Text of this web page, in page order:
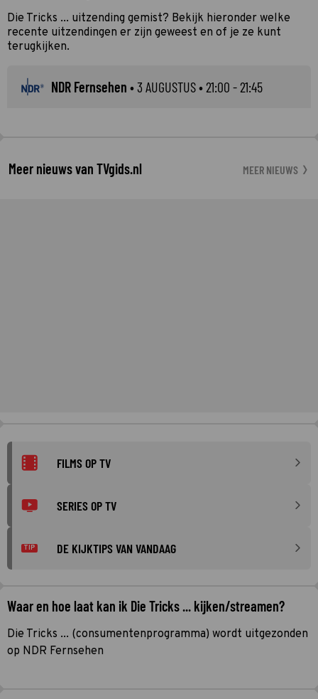
Die Tricks ... uitzending gemist? Bekijk hieronder welke
recente uitzendingen er zijn geweest en of je ze kunt
terugkijken.
NDR Fernsehen •3 AUGUSTUS• 21:00 - 21:45
Meer nieuws van TVgids.nl MEER NIEUWS
FILMS OP TV
SERIES OP TV
TIP DE KIJKTIPS VAN VANDAAG
Waar en hoe laat kan ik Die Tricks ... kijken/streamen?
Die Tricks ... (consumentenprogramma) wordt uitgezonden
op NDR Fernsehen